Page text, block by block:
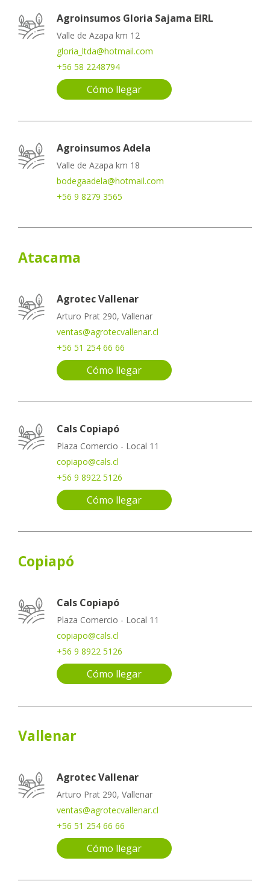
Agroinsumos Gloria Sajama EIRL
Valle de Azapa km 12
gloria_ltda@hotmail.com
+56 58 2248794
Cómo llegar
Agroinsumos Adela
Valle de Azapa km 18
bodegaadela@hotmail.com
+56 9 8279 3565
Atacama
Agrotec Vallenar
Arturo Prat 290, Vallenar
ventas@agrotecvallenar.cl
+56 51 254 66 66
Cómo llegar
Cals Copiapó
Plaza Comercio - Local 11
copiapo@cals.cl
+56 9 8922 5126
Cómo llegar
Copiapó
Cals Copiapó
Plaza Comercio - Local 11
copiapo@cals.cl
+56 9 8922 5126
Cómo llegar
Vallenar
Agrotec Vallenar
Arturo Prat 290, Vallenar
ventas@agrotecvallenar.cl
+56 51 254 66 66
Cómo llegar